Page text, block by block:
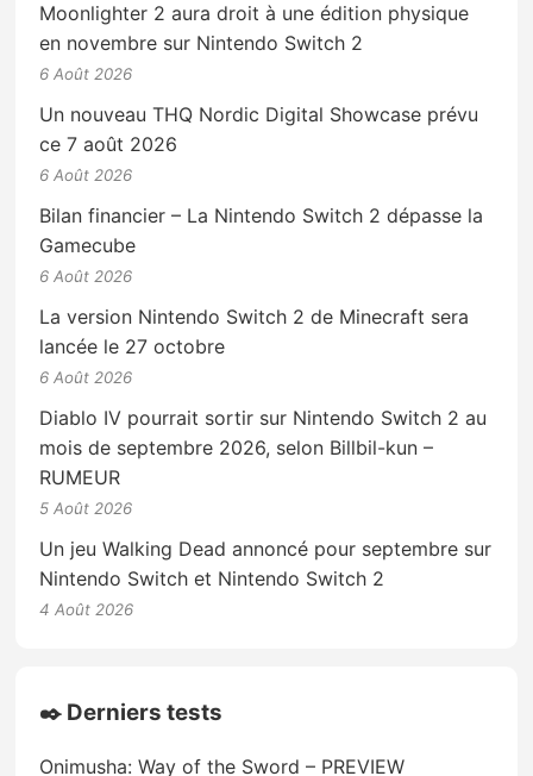
Moonlighter 2 aura droit à une édition physique
en novembre sur Nintendo Switch 2
6 Août 2026
Un nouveau THQ Nordic Digital Showcase prévu
ce 7 août 2026
6 Août 2026
Bilan financier – La Nintendo Switch 2 dépasse la
Gamecube
6 Août 2026
La version Nintendo Switch 2 de Minecraft sera
lancée le 27 octobre
6 Août 2026
Diablo IV pourrait sortir sur Nintendo Switch 2 au
mois de septembre 2026, selon Billbil-kun –
RUMEUR
5 Août 2026
Un jeu Walking Dead annoncé pour septembre sur
Nintendo Switch et Nintendo Switch 2
4 Août 2026
✒️ Derniers tests
Onimusha: Way of the Sword – PREVIEW